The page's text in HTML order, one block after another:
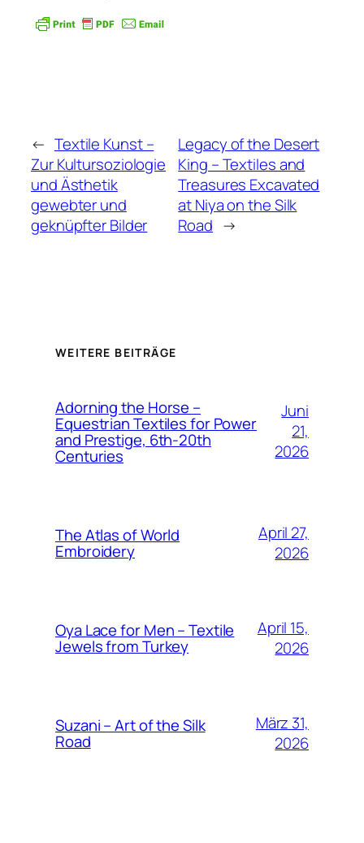
← Textile Kunst –
Zur Kultursoziologie
und Ästhetik
gewebter und
geknüpfter Bilder
Legacy of the Desert
King – Textiles and
Treasures Excavated
at Niya on the Silk
Road →
WEITERE BEITRÄGE
Adorning the Horse –
Equestrian Textiles for Power
and Prestige, 6th-20th
Centuries
Juni
21,
2026
The Atlas of World
Embroidery
April 27,
2026
Oya Lace for Men – Textile
Jewels from Turkey
April 15,
2026
Suzani – Art of the Silk
Road
März 31,
2026